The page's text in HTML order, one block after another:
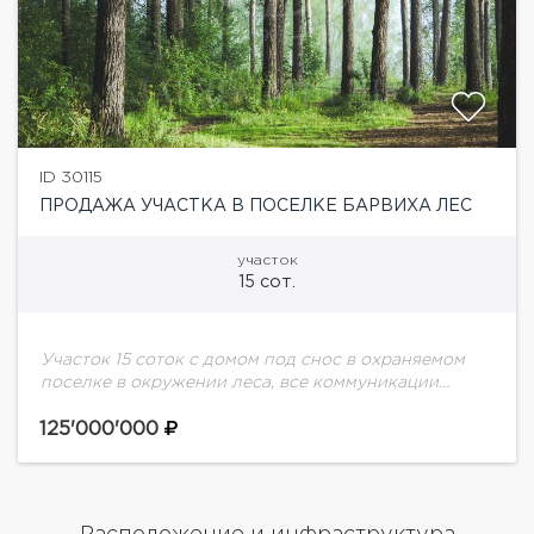
ID 30115
ПРОДАЖА УЧАСТКА В ПОСЕЛКЕ БАРВИХА ЛЕС
участок
15 сот.
Участок 15 соток с домом под снос в охраняемом
поселке в окружении леса, все коммуникации
Раздолье и парк Малевича.
125'000'000